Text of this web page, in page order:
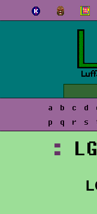
a b c d
p
q r s
: